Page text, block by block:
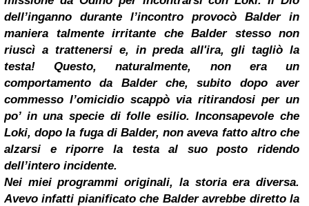
dell’inganno durante l’incontro provocò Balder in
maniera talmente irritante che Balder stesso non
riuscì a trattenersi e, in preda all'ira, gli tagliò la
testa! Questo, naturalmente, non era un
comportamento da Balder che, subito dopo aver
commesso l’omicidio scappò via ritirandosi per un
po’ in una specie di folle esilio. Inconsapevole che
Loki, dopo la fuga di Balder, non aveva fatto altro che
alzarsi e riporre la testa al suo posto ridendo
dell’intero incidente.
Nei miei programmi originali, la storia era diversa.
Avevo infatti pianificato che Balder avrebbe diretto la